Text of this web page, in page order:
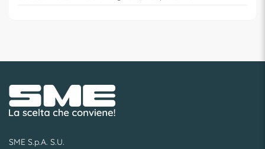
SME S.p.A. S.U.